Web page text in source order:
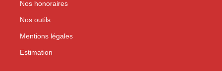
Nos honoraires
Nos outils
Mentions légales
Estimation